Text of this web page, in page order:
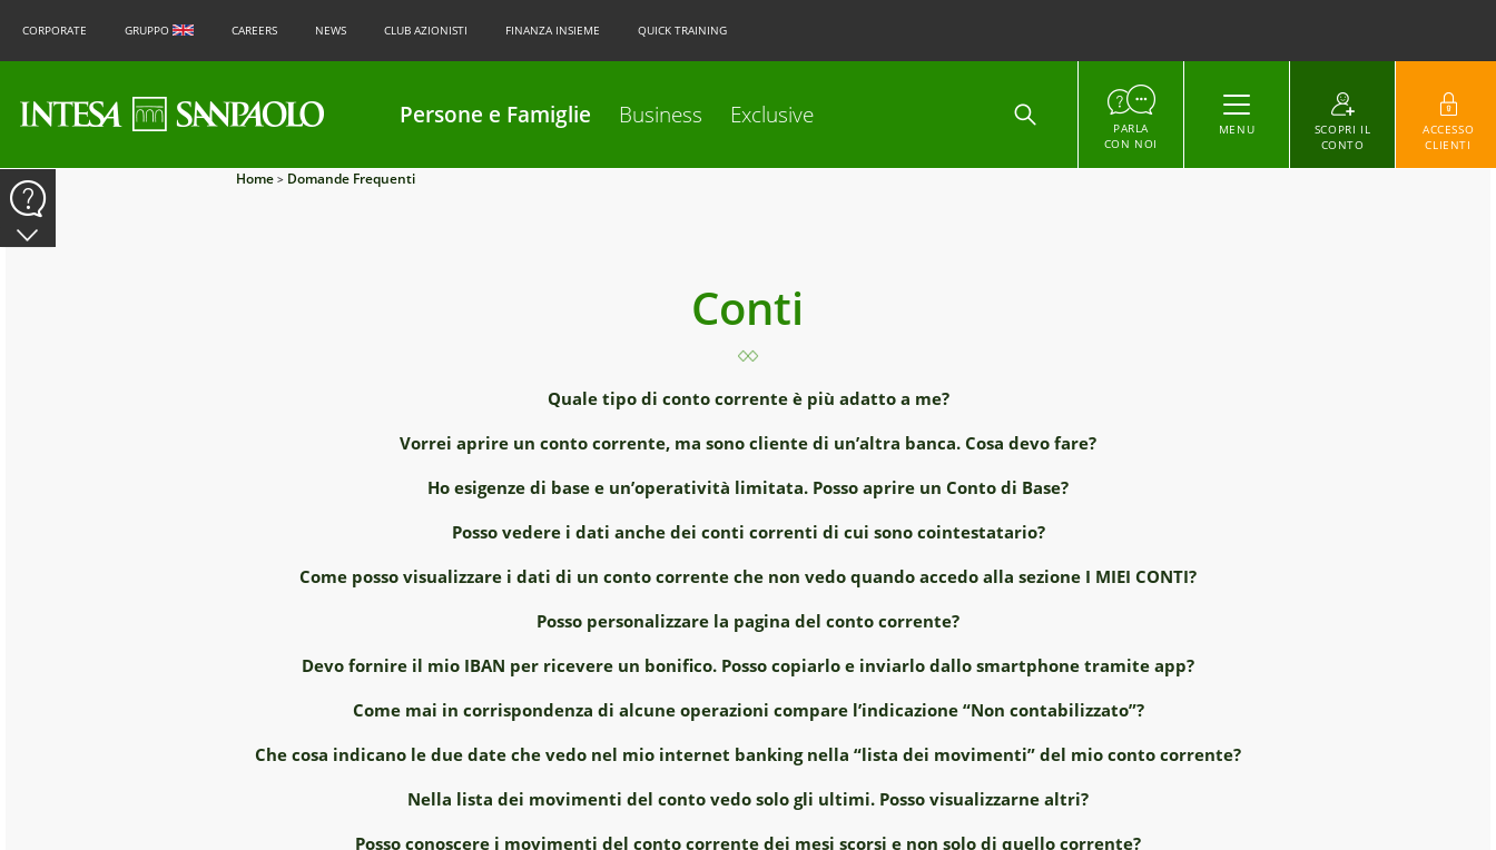
CORPORATE GRUPPO CAREERS NEWS CLUB AZIONISTI FINANZA INSIEME QUICK TRAINING
Persone e Famiglie Business Exclusive ACCEDI
PARLA
CON NOI
MENU
SCOPRI IL
CONTO
ACCESSO
CLIENTI
Home > Domande Frequenti
Conti
Quale tipo di conto corrente è più adatto a me?
Vorrei aprire un conto corrente, ma sono cliente di un’altra banca. Cosa devo fare?
Ho esigenze di base e un’operatività limitata. Posso aprire un Conto di Base?
Posso vedere i dati anche dei conti correnti di cui sono cointestatario?
Come posso visualizzare i dati di un conto corrente che non vedo quando accedo alla sezione I MIEI CONTI?
Posso personalizzare la pagina del conto corrente?
Devo fornire il mio IBAN per ricevere un bonifico. Posso copiarlo e inviarlo dallo smartphone tramite app?
Come mai in corrispondenza di alcune operazioni compare l’indicazione “Non contabilizzato”?
Che cosa indicano le due date che vedo nel mio internet banking nella “lista dei movimenti” del mio conto corrente?
Nella lista dei movimenti del conto vedo solo gli ultimi. Posso visualizzarne altri?
Posso conoscere i movimenti del conto corrente dei mesi scorsi e non solo di quello corrente?